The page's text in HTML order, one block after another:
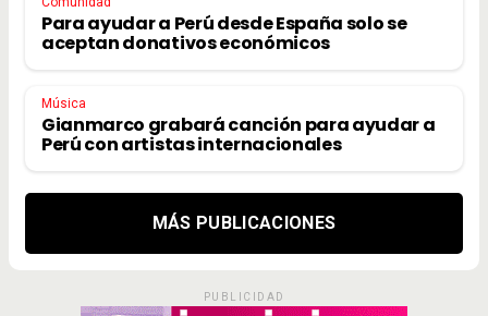
Para ayudar a Perú desde España solo se
aceptan donativos económicos
Música
Gianmarco grabará canción para ayudar a
Perú con artistas internacionales
MÁS PUBLICACIONES
PUBLICIDAD